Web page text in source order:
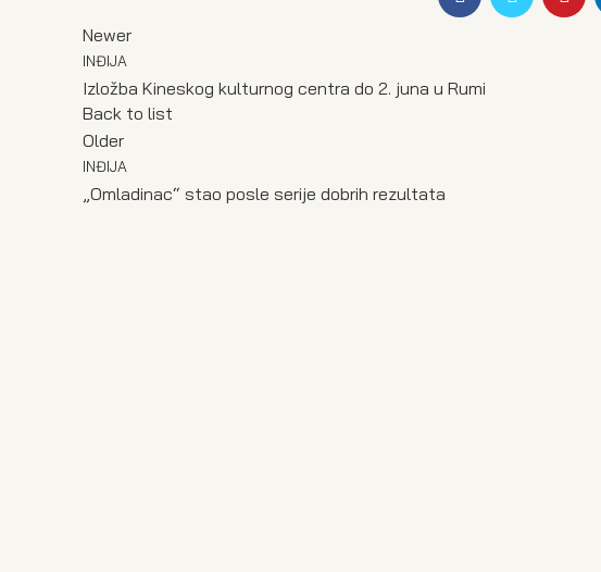
Newer
INĐIJA
Izložba Kineskog kulturnog centra do 2. juna u Rumi
Back to list
Older
INĐIJA
„Omladinac“ stao posle serije dobrih rezultata